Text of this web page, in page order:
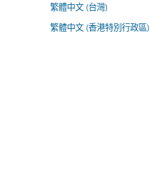
繁體中文 (台灣)
繁體中文 (香港特別行政區)